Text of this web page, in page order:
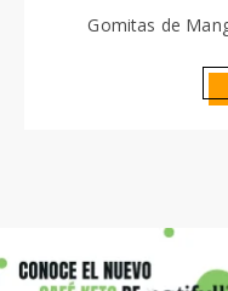
Gomitas de